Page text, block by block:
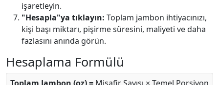
işaretleyin.
"Hesapla"ya tıklayın: Toplam jambon ihtiyacınızı,
kişi başı miktarı, pişirme süresini, maliyeti ve daha
fazlasını anında görün.
Hesaplama Formülü